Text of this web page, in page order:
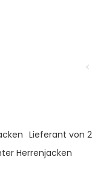
Lieferant von
Herrenjacken